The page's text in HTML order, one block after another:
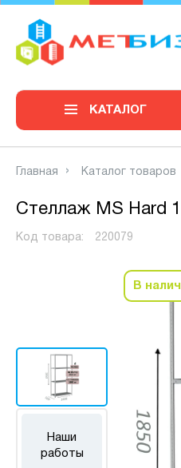
0
КАТАЛОГ
Главная Каталог товаров
Стеллаж MS Hard
Код товара: 220079
Наши
работы
В